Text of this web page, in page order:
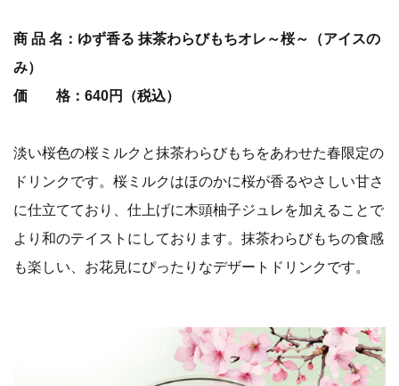
商 品 名：ゆず香る 抹茶わらびもちオレ～桜～（アイスの
み）
価 格：640円（税込）
淡い桜色の桜ミルクと抹茶わらびもちをあわせた春限定の
ドリンクです。桜ミルクはほのかに桜が香るやさしい甘さ
に仕立てており、仕上げに木頭柚子ジュレを加えることで
より和のテイストにしております。抹茶わらびもちの食感
も楽しい、お花見にぴったりなデザートドリンクです。